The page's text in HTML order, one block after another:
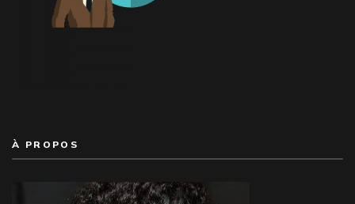
À PROPOS